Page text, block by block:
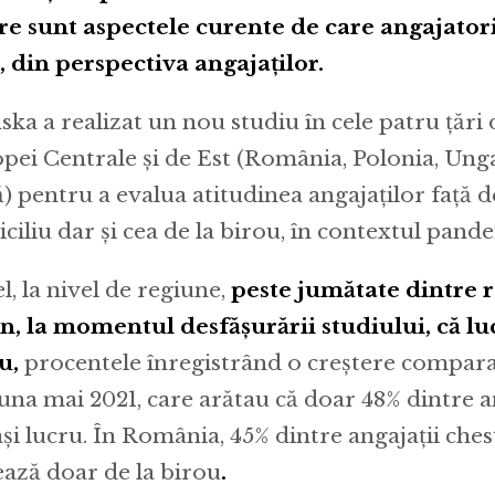
sunt aspectele curente de care
din perspectiva angajaților.
a realizat un nou studiu în cele patru țări
Centrale și de Est (România, Polonia,
pentru a evalua atitudinea angajaților față
dar și cea de la birou, în contextul
la nivel de regiune, peste jumătate dintre
la momentul desfășurării studiului, că
procentele înregistrând o creștere
mai 2021, care arătau că doar 48% dintre
lucru. În România, 45% dintre angajații
doar de la birou.